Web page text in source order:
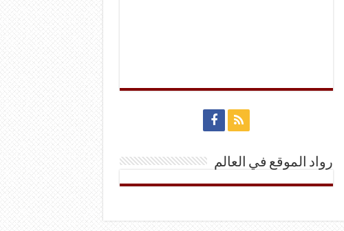
رواد الموقع في العالم